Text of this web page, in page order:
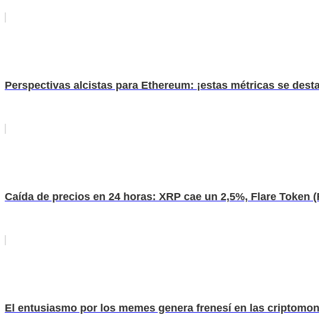
Perspectivas alcistas para Ethereum: ¡estas métricas se
Caída de precios en 24 horas: XRP cae un 2,5%, Flare Token
El entusiasmo por los memes genera frenesí en las